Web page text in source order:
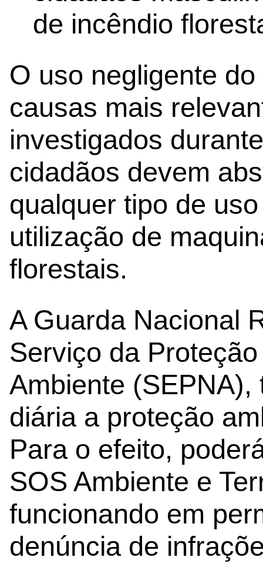
de incêndio
O uso negligente
causas mais
investigados
cidadãos devem
qualquer tipo de
utilização de
florestais.
A Guarda Nacional
Serviço da
Ambiente
diária a proteção
Para o efeito,
SOS Ambiente e
funcionando em
denúncia de